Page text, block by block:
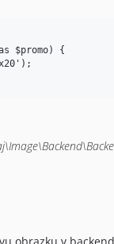
$promo) {
obrazku v